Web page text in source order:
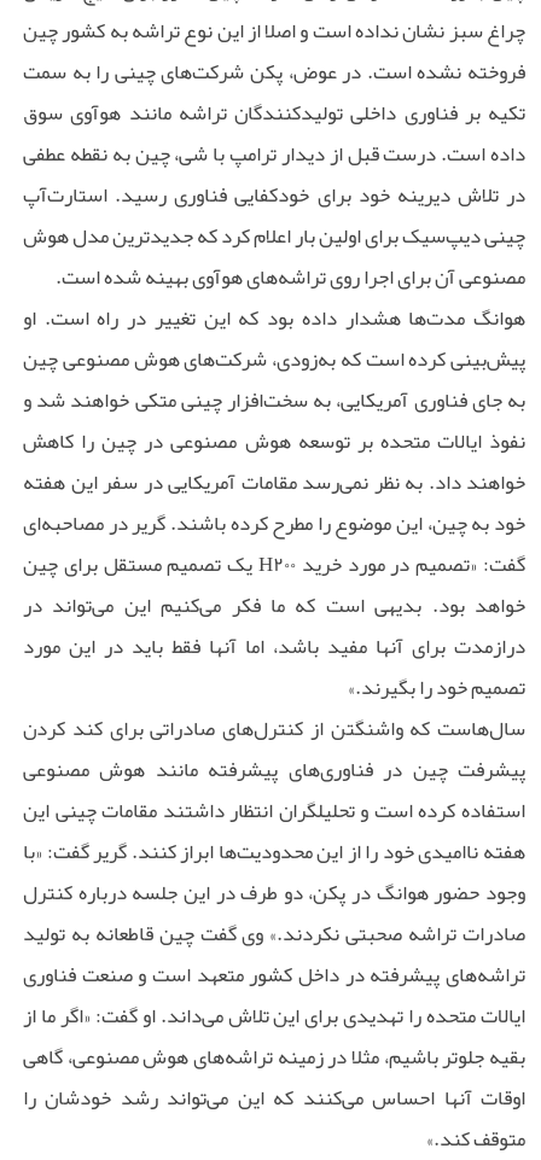
چراغ سبز نشان نداده است و اصلا از این نوع تراشه به کشور چین
فروخته نشده است. در عوض، پکن شرکت‌های چینی را به سمت
تکیه بر فناوری داخلی تولیدکنندگان تراشه مانند هوآوی سوق
داده است. درست قبل از دیدار ترامپ با شی، چین به نقطه عطفی
در تلاش دیرینه خود برای خودکفایی فناوری رسید. استارت‌آپ
چینی دیپ‌سیک برای اولین بار اعلام کرد که جدیدترین مدل هوش
مصنوعی آن برای اجرا روی تراشه‌های هوآوی بهینه شده است.
هوانگ مدت‌ها هشدار داده بود که این تغییر در راه است. او
پیش‌بینی کرده است که به‌زودی، شرکت‌های هوش مصنوعی چین
به جای فناوری آمریکایی، به سخت‌افزار چینی متکی خواهند شد و
نفوذ ایالات متحده بر توسعه هوش مصنوعی در چین را کاهش
خواهند داد. به نظر نمی‌رسد مقامات آمریکایی در سفر این هفته
خود به چین، این موضوع را مطرح کرده باشند. گریر در مصاحبه‌ای
گفت: «تصمیم در مورد خرید H۲۰۰ یک تصمیم مستقل برای چین
خواهد بود. بدیهی است که ما فکر می‌کنیم این می‌تواند در
درازمدت برای آنها مفید باشد، اما آنها فقط باید در این مورد
تصمیم خود را بگیرند.»
سال‌هاست که واشنگتن از کنترل‌های صادراتی برای کند کردن
پیشرفت چین در فناوری‌های پیشرفته مانند هوش مصنوعی
استفاده کرده است و تحلیلگران انتظار داشتند مقامات چینی این
هفته ناامیدی خود را از این محدودیت‌ها ابراز کنند. گریر گفت: «با
وجود حضور هوانگ در پکن، دو طرف در این جلسه درباره کنترل
صادرات تراشه صحبتی نکردند.» وی گفت چین قاطعانه به تولید
تراشه‌های پیشرفته در داخل کشور متعهد است و صنعت فناوری
ایالات متحده را تهدیدی برای این تلاش می‌داند. او گفت: «اگر ما از
بقیه جلوتر باشیم، مثلا در زمینه تراشه‌های هوش مصنوعی، گاهی
اوقات آنها احساس می‌کنند که این می‌تواند رشد خودشان را
متوقف کند.»